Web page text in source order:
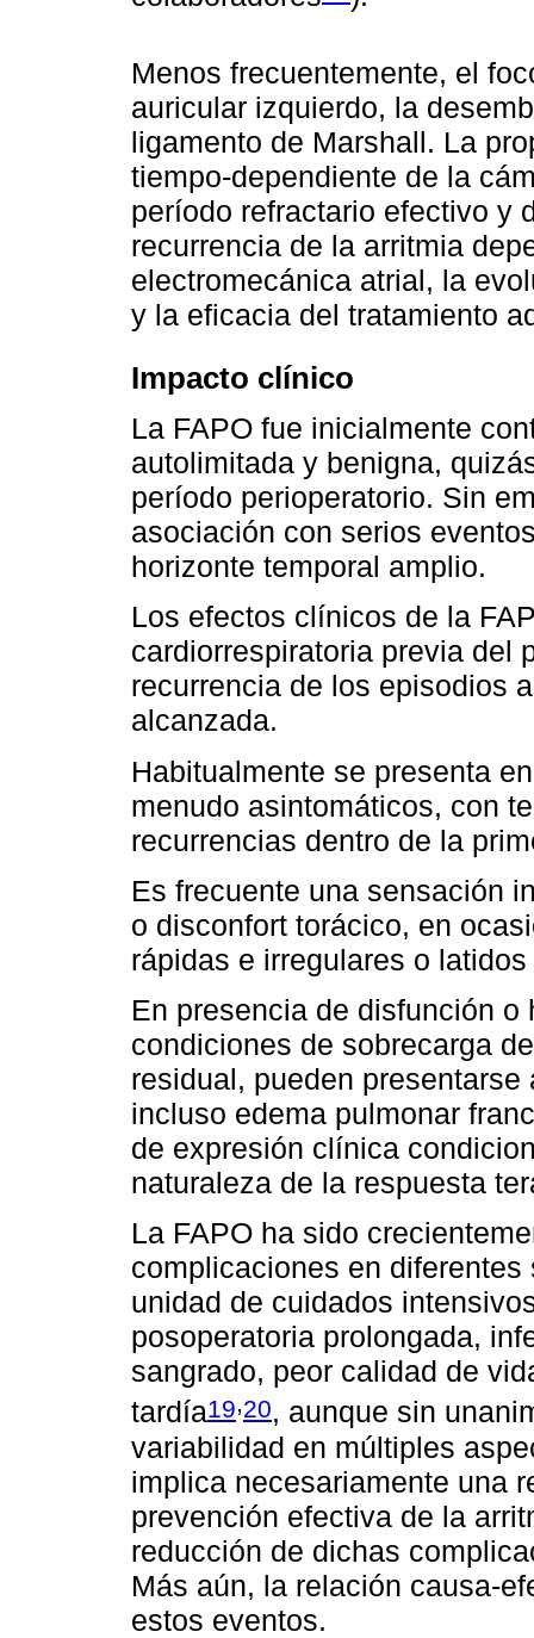
Menos frecuentemente, el
auricular izquierdo, la
ligamento de Marshall. La
tiempo-dependiente de la
período refractario efectivo y
recurrencia de la arritmia
electromecánica atrial, la
y la eficacia del tratamiento
Impacto clínico
La FAPO fue inicialmente
autolimitada y benigna,
período perioperatorio. Sin
asociación con serios
horizonte temporal amplio.
Los efectos clínicos de la
cardiorrespiratoria previa del
recurrencia de los episodios
alcanzada.
Habitualmente se presenta
menudo asintomáticos, con
recurrencias dentro de la
Es frecuente una sensación
o disconfort torácico, en
rápidas e irregulares o
En presencia de disfunción
condiciones de sobrecarga
residual, pueden
incluso edema pulmonar
de expresión clínica
naturaleza de la respuesta
La FAPO ha sido
complicaciones en
unidad de cuidados
posoperatoria prolongada,
sangrado, peor calidad de
tardía19,20, aunque sin
variabilidad en múltiples
implica necesariamente una
prevención efectiva de la
reducción de dichas
Más aún, la relación causa-
estos eventos.